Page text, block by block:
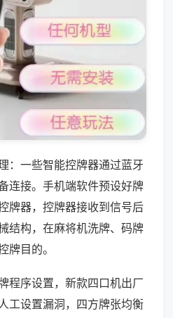
：一些智能控牌器通过蓝牙
连接。手机端软件预设好牌
牌器，控牌器接收到信号后
结构，在麻将机洗牌、码牌
牌目的。
程序设置，新款四口机出厂
工设置漏洞，四方牌张均衡